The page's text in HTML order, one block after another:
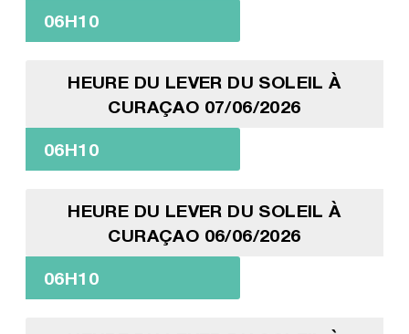
06H10
HEURE DU LEVER DU SOLEIL À
CURAÇAO 07/06/2026
06H10
HEURE DU LEVER DU SOLEIL À
CURAÇAO 06/06/2026
06H10